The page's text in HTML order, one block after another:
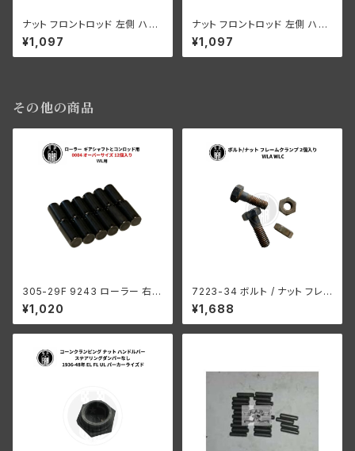
ナット フロントロッド 左側 ハー
レーダビッドソン 1938-52年
WL G パーカーライズド
¥1,097
ナット フロントロッド 左側 ハー
レーダビッドソン 1938-52年
WL G 白メッキ
¥1,097
その他の商品
305-29F 9243 ローラー 右側
コンロッド用 +0004 オーバー
サイズ 12個入り ハーレーダビッ
ドソン 1929-73年 DL RL WL
¥1,020
7223-34 ボルト / ナット フレ
ームクランプ 2個入り ハーレー
ダビッドソン WLA WLC
¥1,688